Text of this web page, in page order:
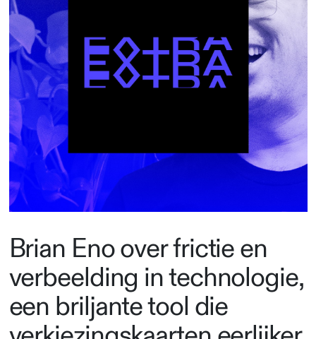
Brian Eno over frictie en
verbeelding in technologie,
een briljante tool die